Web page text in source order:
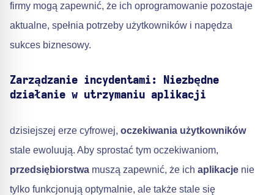
firmy mogą zapewnić, że ich oprogramowanie pozostaje
aktualne, spełnia potrzeby użytkowników i napędza
sukces biznesowy.
Zarządzanie incydentami: Niezbędne
działanie w utrzymaniu aplikacji
dzisiejszej erze cyfrowej, oczekiwania użytkowników
stale ewoluują. Aby sprostać tym oczekiwaniom,
przedsiębiorstwa muszą zapewnić, że ich aplikacje nie
tylko funkcjonują optymalnie, ale także stale się